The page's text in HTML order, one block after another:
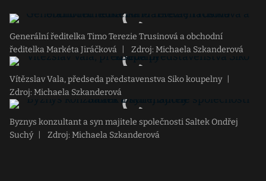
Generální ředitelka Timo Terezie Trusinová a obchodní
ředitelka Markéta Jiráčková
Zdroj: Michaela Szkanderová
Vítězslav Vala, předseda představenstva Siko koupelny
Zdroj: Michaela Szkanderová
Byznys konzultant a syn majitele společnosti Saltek Ondřej
Suchý
Zdroj: Michaela Szkanderová